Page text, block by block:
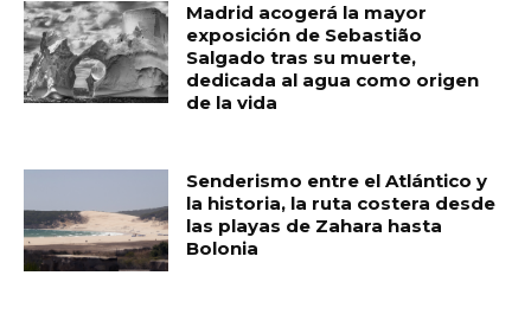
Madrid acogerá la mayor
exposición de Sebastião
Salgado tras su muerte,
dedicada al agua como origen
de la vida
Senderismo entre el Atlántico y
la historia, la ruta costera desde
las playas de Zahara hasta
Bolonia